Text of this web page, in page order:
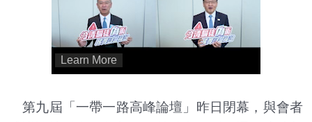
第九屆「一帶一路高峰論壇」昨日閉幕，與會者